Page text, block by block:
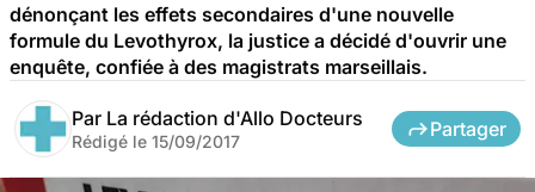
dénonçant les effets secondaires d'une nouvelle
formule du Levothyrox, la justice a décidé d'ouvrir une
enquête, confiée à des magistrats marseillais.
Par La rédaction d'Allo Docteurs
Rédigé le 15/09/2017
Partager